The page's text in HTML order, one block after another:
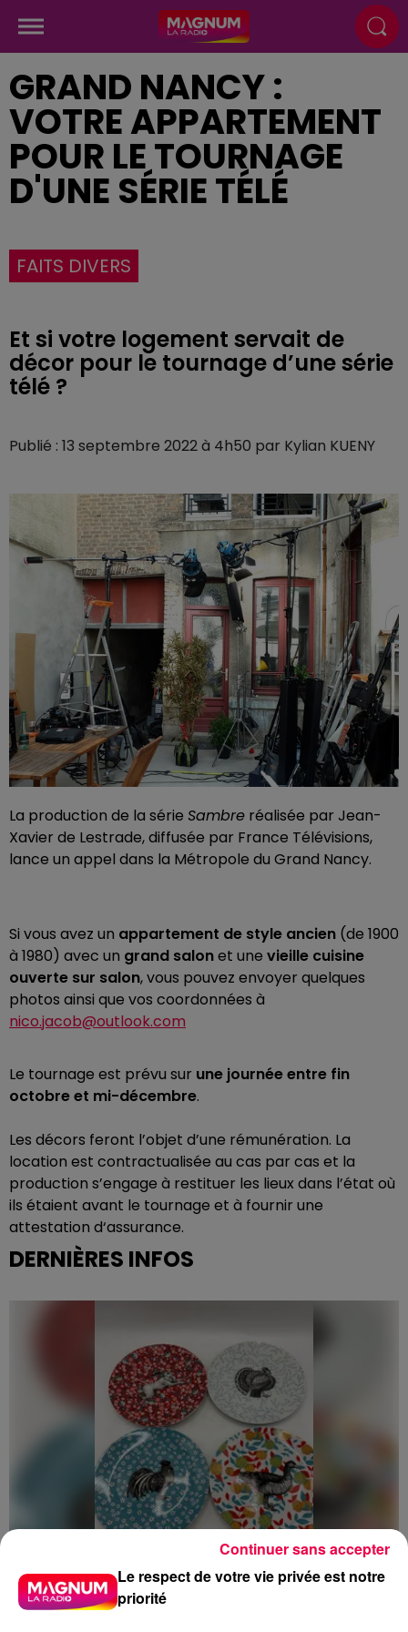
GRAND NANCY :
VOTRE APPARTEMENT
POUR LE TOURNAGE
D'UNE SÉRIE TÉLÉ
FAITS DIVERS
Et si votre logement servait de
décor pour le tournage d’une série
Publié : 13 septembre 2022 à 4h50 par Kylian KUENY
La production de la série Sambre réalisée par Jean-
Xavier de Lestrade, diffusée par France Télévisions,
lance un appel dans la Métropole du Grand Nancy.
Si vous avez un appartement de style ancien (de 1900
à 1980) avec un grand salonet une vieille cuisine
ouverte sur salon, vous pouvez envoyer quelques
photos ainsi que vos coordonnées à
nico.jacob@outlook.com
Le tournage est prévu sur une journée entre fin
octobre et mi-décembre.
Les décors feront l’objet d’une rémunération. La
location est contractualisée au cas par cas et la
production s’engage à restituer les lieux dans l’état où
ils étaient avant le tournage et à fournir une
attestation d‘assurance.
DERNIÈRES INFOS
5 août 2026
Le respect de votre vie privée est notre
priorité
Continuer sans accepter